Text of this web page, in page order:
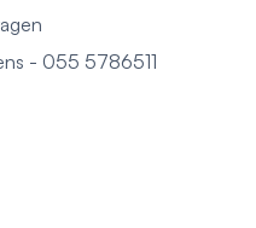
- 055 5786511